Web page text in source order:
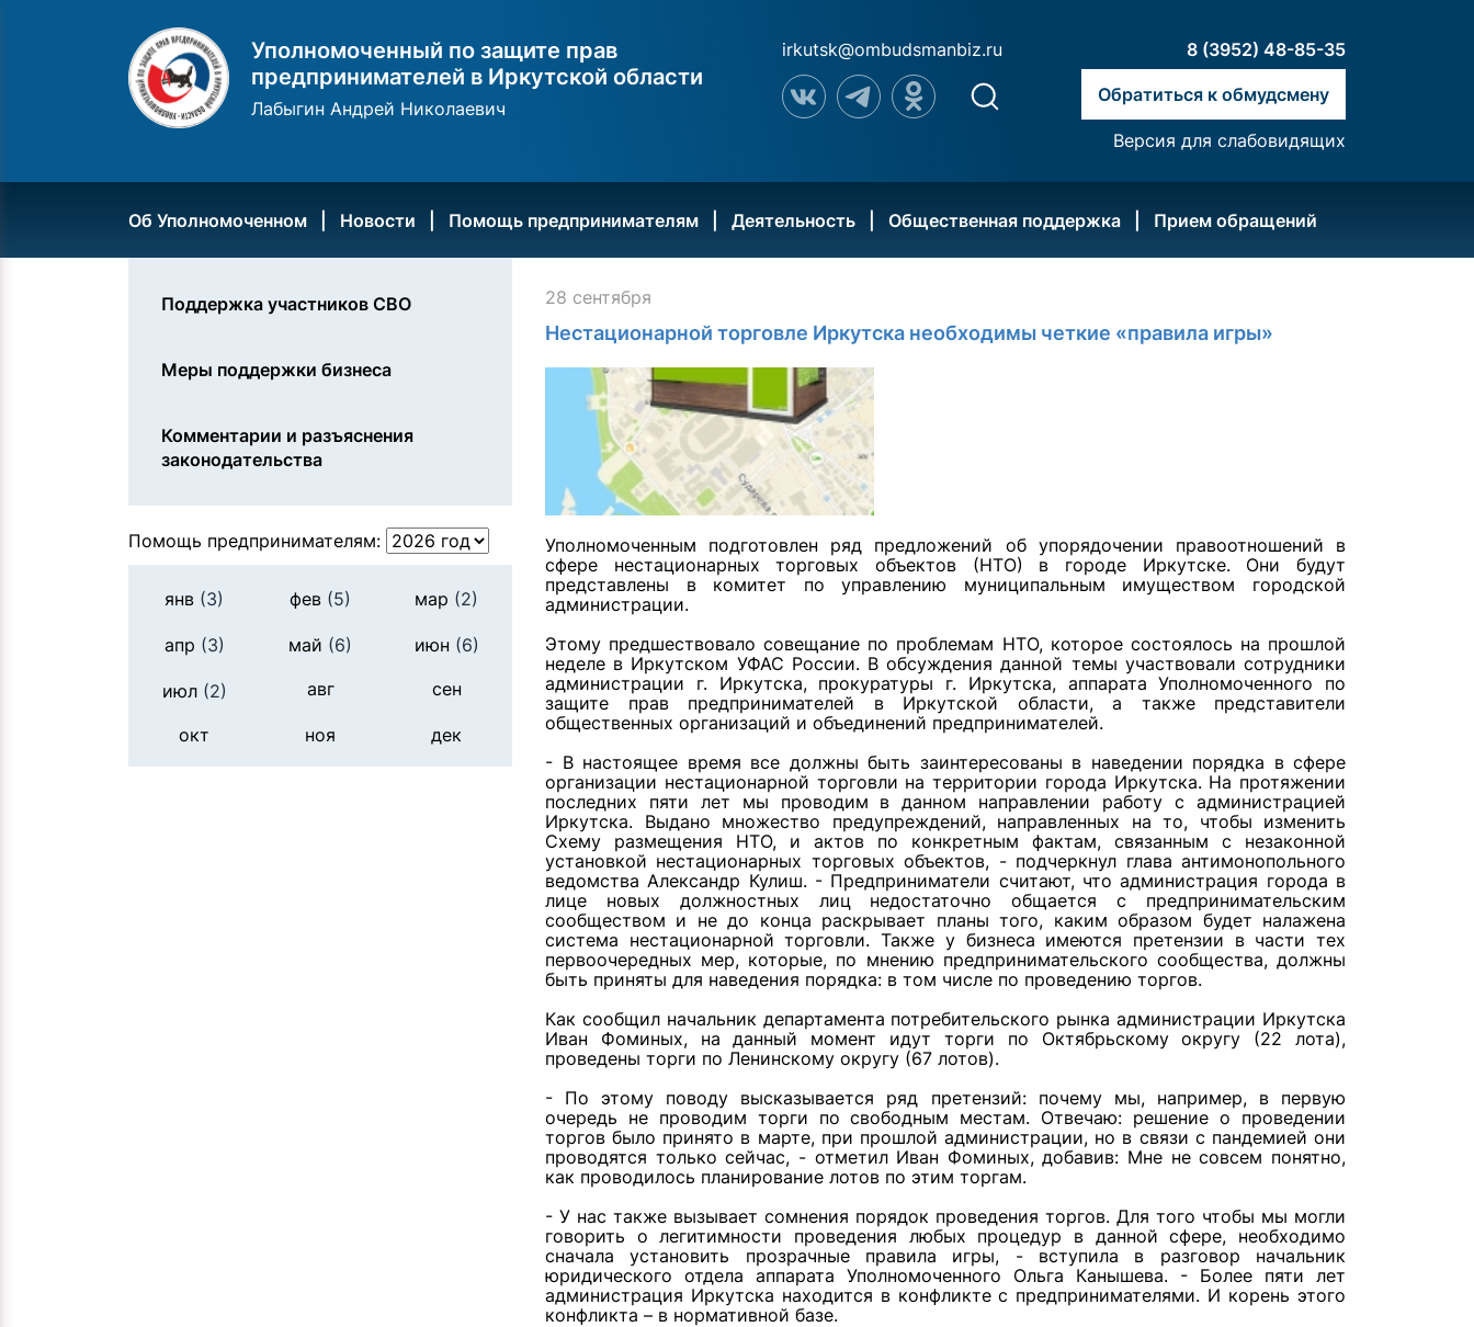
Уполномоченный по защите прав
предпринимателей в Иркутской области
Лабыгин Андрей Николаевич
irkutsk@ombudsmanbiz.ru 8 (3952) 48-85-35
Обратиться к обмудсмену
Версия для слабовидящих
Об Уполномоченном Новости Помощь предпринимателям Деятельность Общественная поддержка Прием обращений
Поддержка участников СВО
Меры поддержки бизнеса
Комментарии и разъяснения
законодательства
Помощь предпринимателям:
янв (3) фев (5) мар (2)
апр (3) май (6) июн (6)
июл(2) авг сен
окт ноя дек
28 сентября
Нестационарной торговле Иркутска необходимы четкие «правила игры»
Уполномоченным подготовлен ряд предложений об упорядочении правоотношений в
сфере нестационарных торговых объектов (НТО) в городе Иркутске. Они будут
представлены в комитет по управлению муниципальным имуществом городской
администрации.
Этому предшествовало совещание по проблемам НТО, которое состоялось на прошлой
неделе в Иркутском УФАС России. В обсуждения данной темы участвовали сотрудники
администрации г. Иркутска, прокуратуры г. Иркутска, аппарата Уполномоченного по
защите прав предпринимателей в Иркутской области, а также представители
общественных организаций и объединений предпринимателей.
- В настоящее время все должны быть заинтересованы в наведении порядка в сфере
организации нестационарной торговли на территории города Иркутска. На протяжении
последних пяти лет мы проводим в данном направлении работу с администрацией
Иркутска. Выдано множество предупреждений, направленных на то, чтобы изменить
Схему размещения НТО, и актов по конкретным фактам, связанным с незаконной
установкой нестационарных торговых объектов, - подчеркнул глава антимонопольного
ведомства Александр Кулиш. - Предприниматели считают, что администрация города в
лице новых должностных лиц недостаточно общается с предпринимательским
сообществом и не до конца раскрывает планы того, каким образом будет налажена
система нестационарной торговли. Также у бизнеса имеются претензии в части тех
первоочередных мер, которые, по мнению предпринимательского сообщества, должны
быть приняты для наведения порядка: в том числе по проведению торгов.
Как сообщил начальник департамента потребительского рынка администрации Иркутска
Иван Фоминых, на данный момент идут торги по Октябрьскому округу (22 лота),
проведены торги по Ленинскому округу (67 лотов).
- По этому поводу высказывается ряд претензий: почему мы, например, в первую
очередь не проводим торги по свободным местам. Отвечаю: решение о проведении
торгов было принято в марте, при прошлой администрации, но в связи с пандемией они
проводятся только сейчас, - отметил Иван Фоминых, добавив: Мне не совсем понятно,
как проводилось планирование лотов по этим торгам.
- У нас также вызывает сомнения порядок проведения торгов. Для того чтобы мы могли
говорить о легитимности проведения любых процедур в данной сфере, необходимо
сначала установить прозрачные правила игры, - вступила в разговор начальник
юридического отдела аппарата Уполномоченного Ольга Канышева. - Более пяти лет
администрация Иркутска находится в конфликте с предпринимателями. И корень этого
конфликта – в нормативной базе.